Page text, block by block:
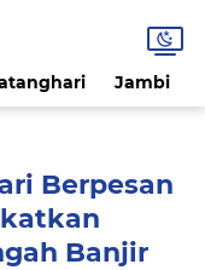
Jambi
Berpesan
Banjir